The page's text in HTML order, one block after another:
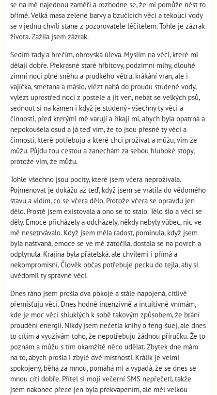
se na mě najednou zaměří a rozhodne se, že mi pomůže nést to
břímě. Velká masa zelené barvy a bzučících věcí a tekoucí vody
se v jednu chvíli stane z pozorovatele léčitelem. Tohle je zázrak
života. Zažila jsem zázrak.
Sedím tady a brečím, obrovská úleva. Myslím na věci, které mi
dělají dobře. Překrásné staré hřbitovy, podzimní mlhy, dlouhé
zimní noci plné sněhu a prudkého větru, krákání vran, ale i
vajíčka, smetana a máslo, vlézt nahá do proudu studené vody,
vylézt uprostřed noci z postele a jít ven, nebát se velkých psů,
sednout si na kámen i když je studený - všechny ty věci a
činnosti, před kterými mě varují a říkají mi, abych byla opatrná a
nepokoušela osud a já teď vím, že to jsou přesně ty věci a
činnosti, které potřebuju a které chci prožívat a můžu, vím že
můžu. Půjdu tou cestou a zanechám za sebou hluboké stopy,
protože vím, že můžu.
Tohle všechno jsou pocity, které jsem včera neprožívala.
Pojmenovat je dokážu až teď, když jsem se vrátila do vědomého
stavu a vidím, co se včera dělo. Protože včera se opravdu jen
dělo. Prostě jsem existovala a ono se to stalo. Tělo šlo a věci se
děly. Emoce přicházely a odcházely, někdy nebyly vůbec, nic ve
mě nesetrvávalo. Když jsem měla radost, pominula, když jsem
byla naštvaná, emoce se ve mě zatočila, dostala se na povrch a
odplynula. Krajina byla přátelská, ale chvílemi i přímá a
nekompromisní. Člověk občas potřebuje pecku do tejla, aby si
uvědomil ty správné věci.
Dnes ráno jsem prošla dva pokoje a stále napojená, citlivě
přemísťuju věci. Dnes hodně intenzivně a intuitivně vnímám,
kde je moc věcí shluklých k sobě takovým způsobem, že brání
proudění energií. Nikdy jsem nečetla knihy o feng-šuej, ale dnes
to cítím a využívám toho, že nepotřebuju žádnou příručku. Že to
poznám a můžu s tím okamžitě něco udělat. Zbytek dne mám
na to, abych prošla i zbylé dvě místnosti. Králík je velmi
spokojený, běhá za mnou, pomáhá mi a vypadá, že se dnes se
mnou cítí dobře. Přítel si mojí večerní SMS nepřečetl, takže
jsem nakonec přece jen byla překvapením, ale měl velkou